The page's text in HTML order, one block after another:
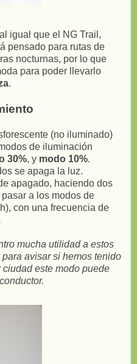
igual que el NG Trail,
pensado para rutas de
nocturnas, por lo que
para poder llevarlo
.
(no iluminado)
de iluminación
30%, y modo 10%.
se apaga la luz.
apagado, haciendo dos
a los modos de
con una frecuencia de
mucha utilidad a estos
avisar si hemos tenido
este modo puede